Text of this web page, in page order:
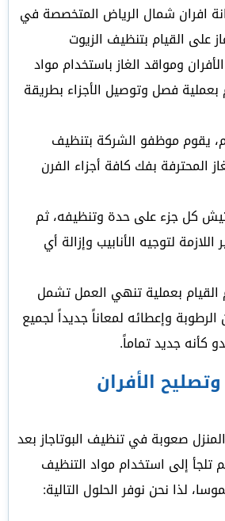
افران شمال الرياض المتخصصة في
على القيام بتنظيف الزيوت
ومواقد الغاز باستخدام مواد
فصل وتوصيل الأجزاء بطريقة
يقوم موظفو الشركة بتنظيف
المحترفة بفك كافة أجزاء الفرن
كل جزء على حدة وتنظيفه، ثم
اللازمة لتوجيه الأنابيب وإزالة أي
القيام بعملية تنهي العمل تشمل
وإعطائه لمعاناً جديداً لجميع
كأنه جديد تماماً.
الأفران
صعوبة في تنظيف البوتاجاز بعد
تلجأ إلى استخدام مواد التنظيف
لذا نحن نوفر الحلول التالية: